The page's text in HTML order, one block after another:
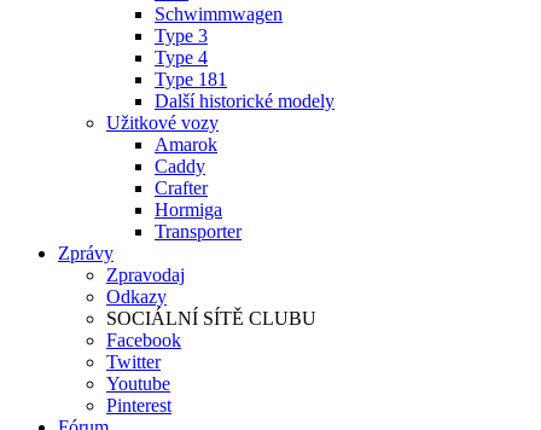
Schwimmwagen
Type 3
Type 4
Type 181
Další historické modely
Užitkové vozy
Amarok
Caddy
Crafter
Hormiga
Transporter
Zprávy
Zpravodaj
Odkazy
SOCIÁLNÍ SÍTĚ CLUBU
Facebook
Twitter
Youtube
Pinterest